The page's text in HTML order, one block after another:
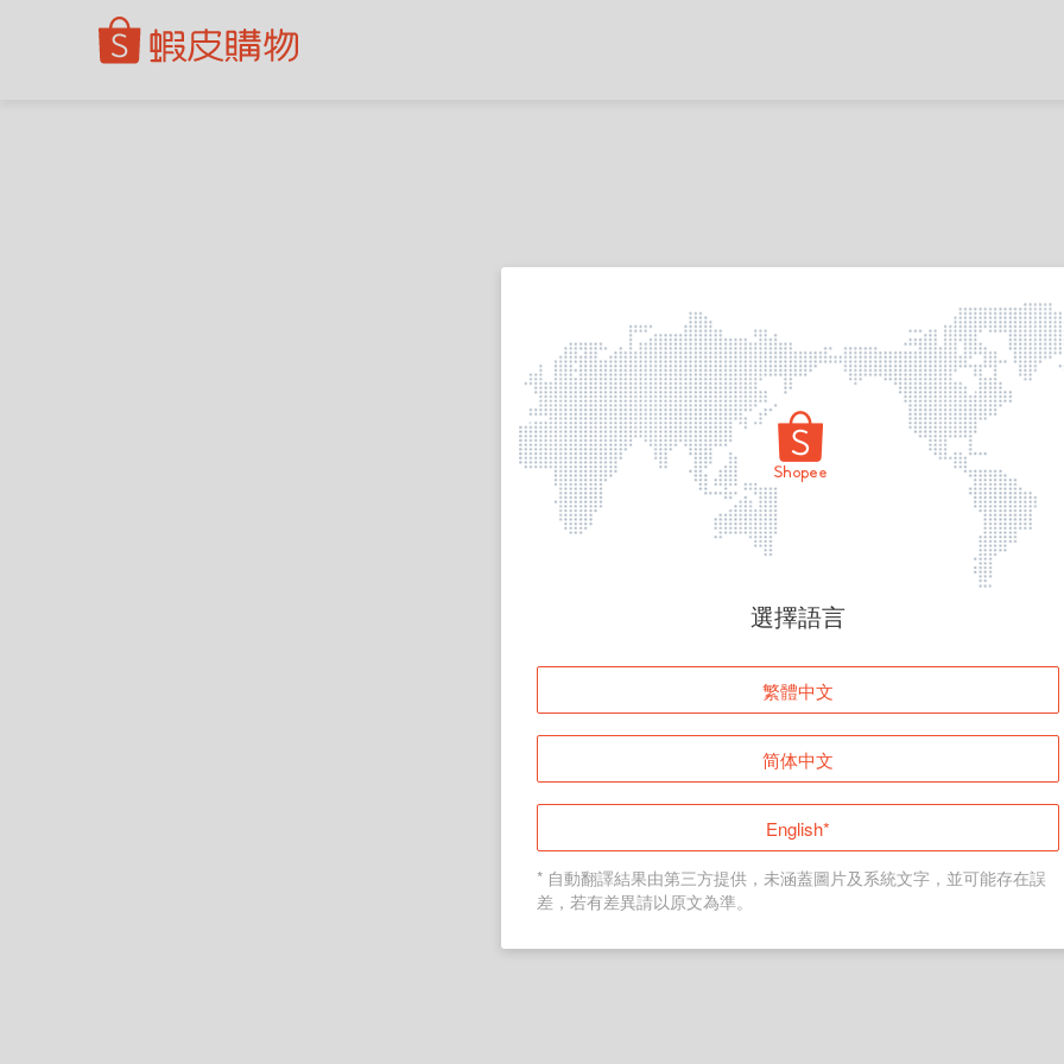
頁面無法顯示
登入
返回首頁
選擇語言
繁體中文
简体中文
English*
* 自動翻譯結果由第三方提供，未涵蓋圖片及系統文字，並可能存在誤
差，若有差異請以原文為準。